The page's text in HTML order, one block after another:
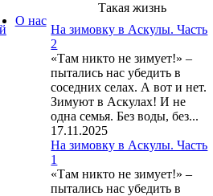
Такая жизнь
На зимовку в Аскулы. Часть
2
«Там никто не зимует!» –
пытались нас убедить в
соседних селах. А вот и нет.
Зимуют в Аскулах! И не
одна семья. Без воды, без...
17.11.2025
На зимовку в Аскулы. Часть
1
«Там никто не зимует!» –
пытались нас убедить в
О нас